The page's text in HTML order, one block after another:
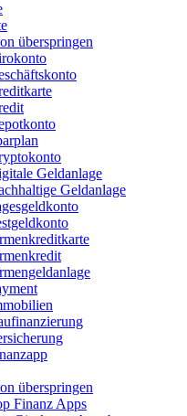
überspringen
Geldanlage
Geldanlage
überspringen
Finanz Apps